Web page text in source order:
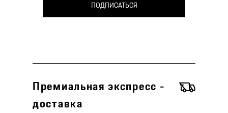
ПОДПИСАТЬСЯ
Премиальная экспресс -
доставка